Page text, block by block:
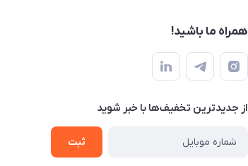
همراه ما باشید!
از جدید‌ترین تخفیف‌ها با‌ خبر شوید
ثبت